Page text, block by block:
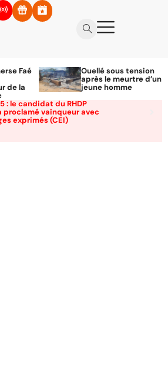
Faé
de la
Ouellé sous tension
après le meurtre d’un
jeune homme
: le candidat du RHDP
proclamé vainqueur avec
exprimés (CEI)